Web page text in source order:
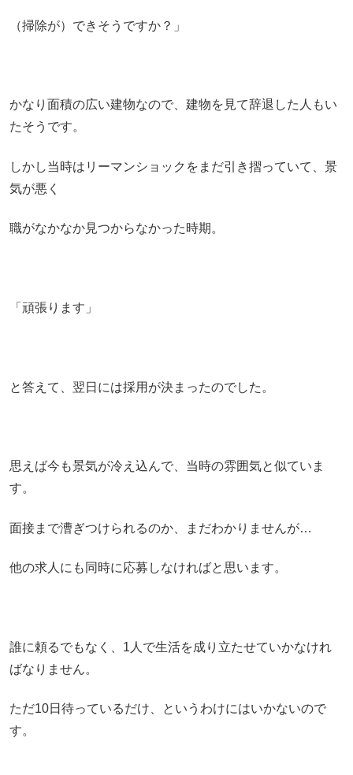
（掃除が）できそうですか？」
かなり面積の広い建物なので、建物を見て辞退した人もい
たそうです。
しかし当時はリーマンショックをまだ引き摺っていて、景
気が悪く
職がなかなか見つからなかった時期。
「頑張ります」
と答えて、翌日には採用が決まったのでした。
思えば今も景気が冷え込んで、当時の雰囲気と似ていま
す。
面接まで漕ぎつけられるのか、まだわかりませんが…
他の求人にも同時に応募しなければと思います。
誰に頼るでもなく、1人で生活を成り立たせていかなけれ
ばなりません。
ただ10日待っているだけ、というわけにはいかないので
す。